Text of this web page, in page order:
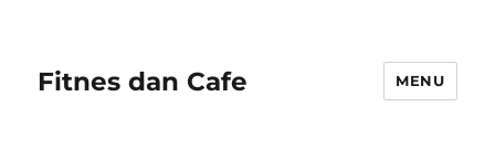
Fitnes dan Cafe MENU